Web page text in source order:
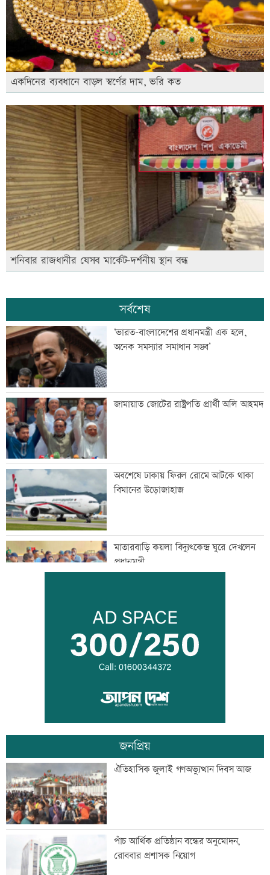
একদিনের ব্যবধানে বাড়ল স্বর্ণের দাম, ভরি কত
শনিবার রাজধানীর যেসব মার্কেট-দর্শনীয় স্থান বন্ধ
সর্বশেষ
‘ভারত-বাংলাদেশের প্রধানমন্ত্রী এক হলে,
অনেক সমস্যার সমাধান সম্ভব’
জামায়াত জোটের রাষ্ট্রপতি প্রার্থী অলি আহমদ
অবশেষে ঢাকায় ফিরল রোমে আটকে থাকা
বিমানের উড়োজাহাজ
মাতারবাড়ি কয়লা বিদ্যুৎকেন্দ্র ঘুরে দেখলেন
প্রধানমন্ত্রী
সিটি ব্যাংকের কার্ড স্পর্শ করলেই টাকা দেবে
এটিএম
মহাস্থানগড়ে নির্মাণকাজে স্থিতাবস্থা, আপিলের
অনুমতি
বাংলা কিউআর নিয়ে আলেমদের সঙ্গে
ইসলামী ব্যাংকেরমতবিনিময় সভা
অস্বাভাবিক দর বৃদ্ধির কারণ জানেনা
ইউনাইটেড ইন্স্যুরেন্স
জনপ্রিয়
ঐতিহাসিক জুলাই গণঅভ্যুত্থান দিবস আজ
পাঁচ আর্থিক প্রতিষ্ঠান বন্ধের অনুমোদন,
রোববার প্রশাসক নিয়োগ